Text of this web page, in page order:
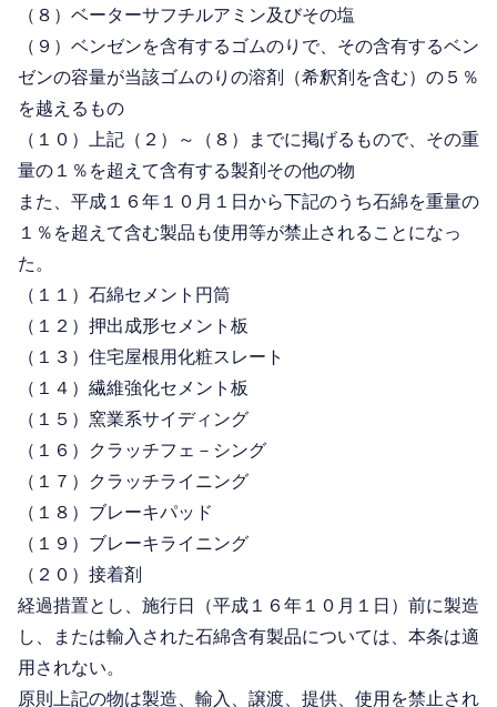
（８）ベーターサフチルアミン及びその塩
（９）ベンゼンを含有するゴムのりで、その含有するベン
ゼンの容量が当該ゴムのりの溶剤（希釈剤を含む）の５％
を越えるもの
（１０）上記（２）～（８）までに掲げるもので、その重
量の１％を超えて含有する製剤その他の物
また、平成１６年１０月１日から下記のうち石綿を重量の
１％を超えて含む製品も使用等が禁止されることになっ
た。
（１１）石綿セメント円筒
（１２）押出成形セメント板
（１３）住宅屋根用化粧スレート
（１４）繊維強化セメント板
（１５）窯業系サイディング
（１６）クラッチフェ－シング
（１７）クラッチライニング
（１８）ブレーキパッド
（１９）ブレーキライニング
（２０）接着剤
経過措置とし、施行日（平成１６年１０月１日）前に製造
し、または輸入された石綿含有製品については、本条は適
用されない。
原則上記の物は製造、輸入、譲渡、提供、使用を禁止され